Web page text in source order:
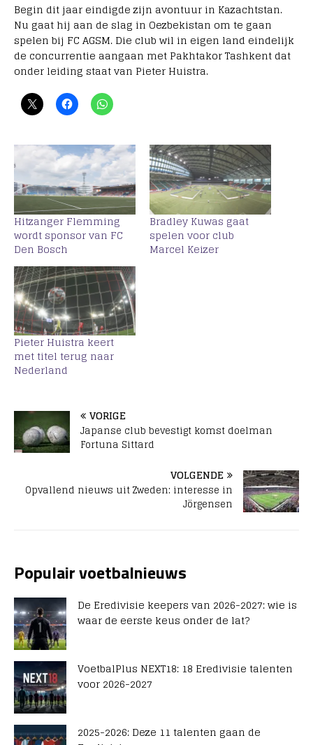
Begin dit jaar eindigde zijn avontuur in Kazachtstan.
Nu gaat hij aan de slag in Oezbekistan om te gaan
spelen bij FC AGSM. Die club wil in eigen land eindelijk
de concurrentie aangaan met Pakhtakor Tashkent dat
onder leiding staat van Pieter Huistra.
Hitzanger Flemming
wordt sponsor van FC
Den Bosch
Bradley Kuwas gaat
spelen voor club
Marcel Keizer
Pieter Huistra keert
met titel terug naar
Nederland
VORIGE
Japanse club bevestigt komst doelman
Fortuna Sittard
VOLGENDE
Opvallend nieuws uit Zweden: interesse in
Jörgensen
Populair voetbalnieuws
De Eredivisie keepers van 2026-2027: wie is
waar de eerste keus onder de lat?
VoetbalPlus NEXT18: 18 Eredivisie talenten
voor 2026-2027
2025-2026: Deze 11 talenten gaan de